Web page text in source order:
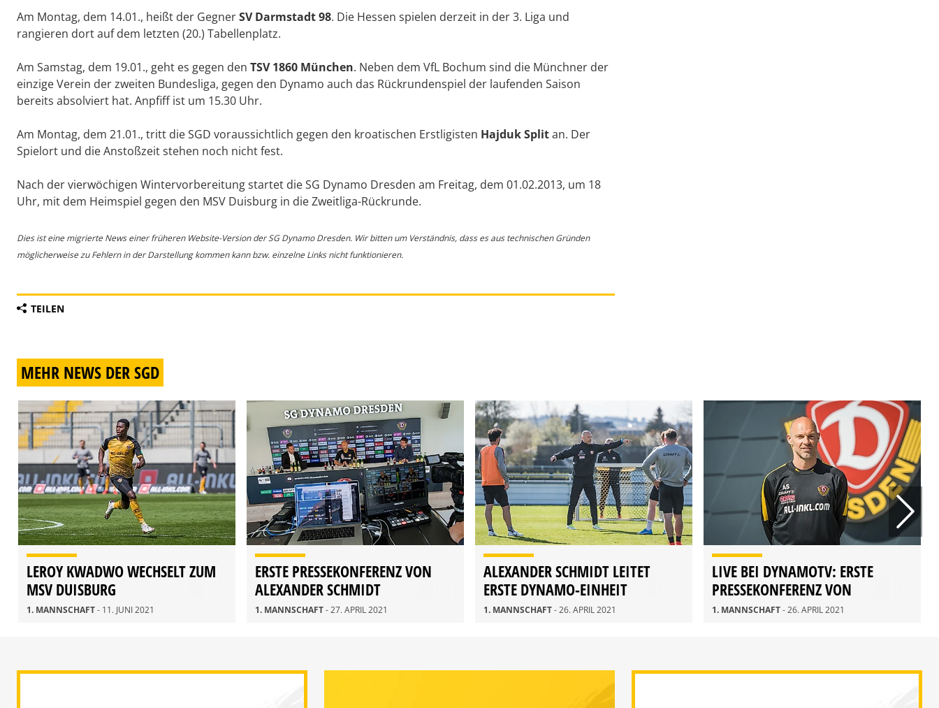
Am Montag, dem 14.01., heißt der GegnerSV Darmstadt 98. Die Hessen spielen derzeit in der 3. Liga und
rangieren dort auf dem letzten (20.) Tabellenplatz.
Am Samstag, dem 19.01., geht es gegen den TSV 1860 München. Neben dem VfL Bochum sind die Münchner der
einzige Verein der zweiten Bundesliga, gegen den Dynamo auch das Rückrundenspiel der laufenden Saison
bereits absolviert hat. Anpfiff ist um 15.30 Uhr.
Am Montag, dem 21.01., tritt die SGD voraussichtlich gegen den kroatischen Erstligisten Hajduk Splitan. Der
Spielort und die Anstoßzeit stehen noch nicht fest.
Nach der vierwöchigen Wintervorbereitung startet die SG Dynamo Dresden am Freitag, dem 01.02.2013, um 18
Uhr, mit dem Heimspiel gegen den MSV Duisburg in die Zweitliga-Rückrunde.
Dies ist eine migrierte News einer früheren Website-Version der SG Dynamo Dresden. Wir bitten um Verständnis, dass es aus technischen Gründen
möglicherweise zu Fehlern in der Darstellung kommen kann bzw. einzelne Links nicht funktionieren.
TEILEN
MEHR NEWS DER SGD
LEROY KWADWO WECHSELT ZUM
MSV DUISBURG
1. MANNSCHAFT- 11. JUNI 2021
ERSTE PRESSEKONFERENZ VON
ALEXANDER SCHMIDT
1. MANNSCHAFT- 27. APRIL 2021
ALEXANDER SCHMIDT LEITET
ERSTE DYNAMO-EINHEIT
1. MANNSCHAFT- 26. APRIL 2021
LIVE BEI DYNAMOTV: ERSTE
PRESSEKONFERENZ VON
ALEXANDER SCHMIDT ALS SGD-
1. MANNSCHAFT- 26. APRIL 2021